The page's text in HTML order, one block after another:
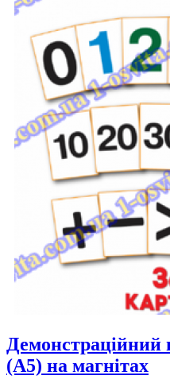
Демонстраційний
(А5) на магнітах